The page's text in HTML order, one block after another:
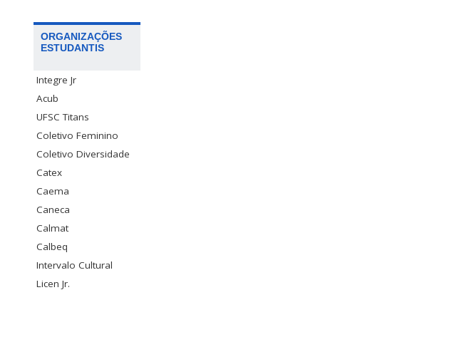
ORGANIZAÇÕES
ESTUDANTIS
Integre Jr
Acub
UFSC Titans
Coletivo Feminino
Coletivo Diversidade
Catex
Caema
Caneca
Calmat
Calbeq
Intervalo Cultural
Licen Jr.